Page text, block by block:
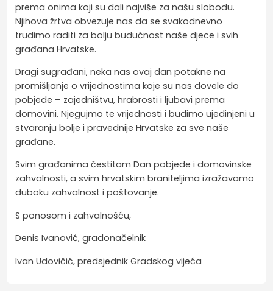
prema onima koji su dali najviše za našu slobodu.
Njihova žrtva obvezuje nas da se svakodnevno
trudimo raditi za bolju budućnost naše djece i svih
građana Hrvatske.
Dragi sugrađani, neka nas ovaj dan potakne na
promišljanje o vrijednostima koje su nas dovele do
pobjede – zajedništvu, hrabrosti i ljubavi prema
domovini. Njegujmo te vrijednosti i budimo ujedinjeni u
stvaranju bolje i pravednije Hrvatske za sve naše
građane.
Svim građanima čestitam Dan pobjede i domovinske
zahvalnosti, a svim hrvatskim braniteljima izražavamo
duboku zahvalnost i poštovanje.
S ponosom i zahvalnošću,
Denis Ivanović, gradonačelnik
Ivan Udovičić, predsjednik Gradskog vijeća